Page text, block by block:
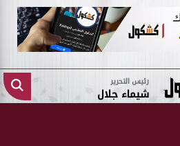
رئيس التحرير
شيماء جلال